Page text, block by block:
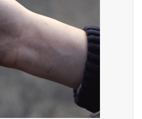
17:00h